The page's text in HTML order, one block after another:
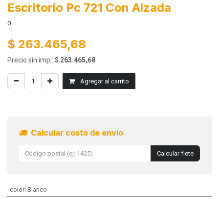
Escritorio Pc 721 Con Alzada
0
$ 263.465,68
Precio sin imp.: $ 263.465,68
Agregar al carrito
Calcular costo de envío
Calcular flete
color: Blanco